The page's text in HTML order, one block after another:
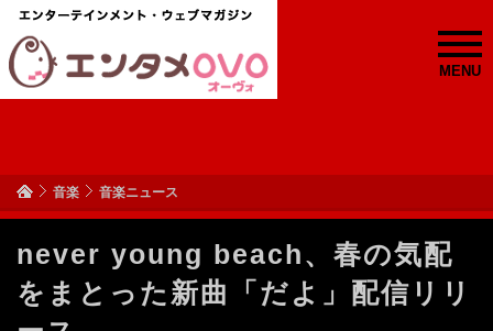
MENU
音楽 音楽ニュース
never young beach、春の気配
をまとった新曲「だよ」配信リリ